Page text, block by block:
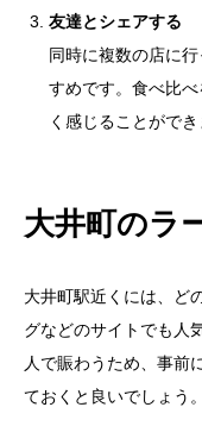
友達とシェアする
同時に複数の店に
すめです。食べ比
く感じることができ
大井町のラ
大井町駅近くには、ど
グなどのサイトでも人
人で賑わうため、事前
ておくと良いでしょう。